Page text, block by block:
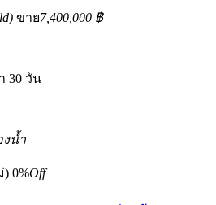
ขาย7,400,000 ฿
30 วัน
งน้ำ
) 0%Off